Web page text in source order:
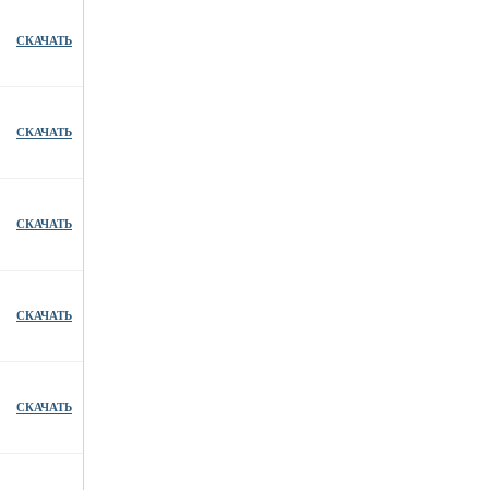
СКАЧАТЬ
СКАЧАТЬ
СКАЧАТЬ
СКАЧАТЬ
СКАЧАТЬ